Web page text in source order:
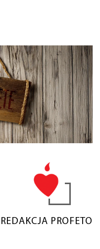
REDAKCJA PROFETO